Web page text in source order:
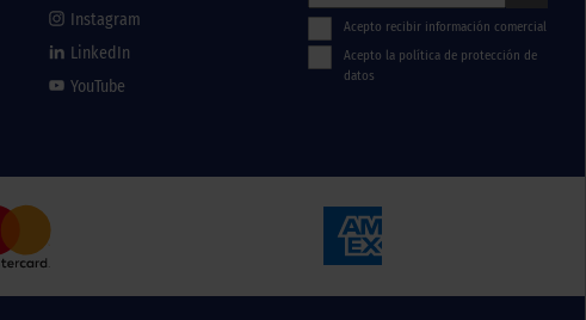
Instagram
LinkedIn
YouTube
Acepto recibir información comercial
Acepto la política de protección de
datos